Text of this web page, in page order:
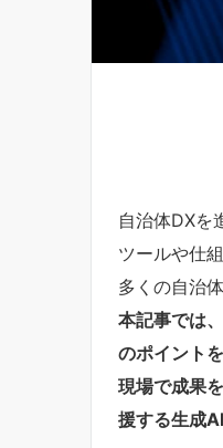
自治体DXを
ツールや仕
多くの自治
本記事では
のポイント
現場で成果
援する生成